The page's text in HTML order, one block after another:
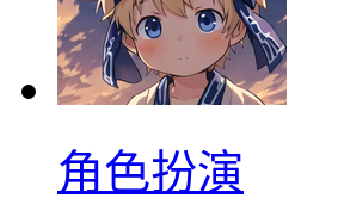
角色扮演